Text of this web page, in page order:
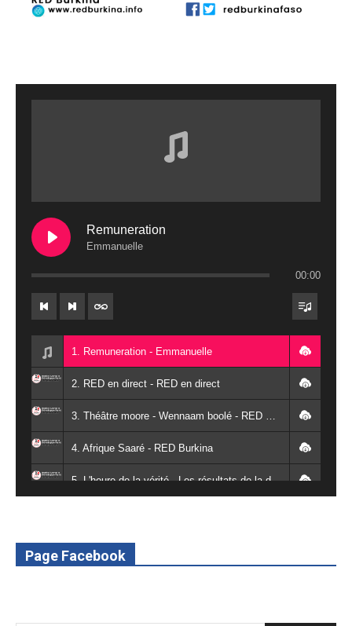
Remuneration
Emmanuelle
00:00
1. Remuneration - Emmanuelle
2. RED en direct - RED en direct
4. Afrique Saaré - RED Burkina
5. L'heure de la vérité - Les résultats de la désodéissance et de l'obeissance - RED Burkina
7. SPOT 2 RED Multimédia 2022
Page Facebook